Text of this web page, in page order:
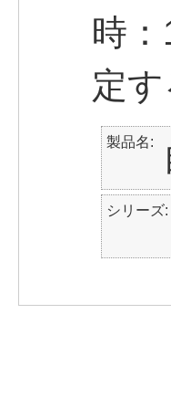
時
定
製品名
シリーズ